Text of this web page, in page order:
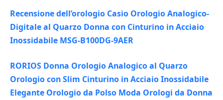
Recensione dell’orologio Casio Orologio Analogico-
Digitale al Quarzo Donna con Cinturino in Acciaio
Inossidabile MSG-B100DG-9AER
RORIOS Donna Orologio Analogico al Quarzo
Orologio con Slim Cinturino in Acciaio Inossidabile
Elegante Orologio da Polso Moda Orologi da Donna